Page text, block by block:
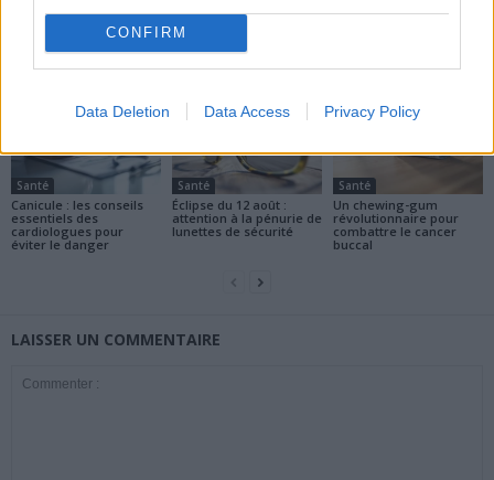
CONFIRM
Data Deletion Data Access Privacy Policy
ARTICLES CONNEXES
Santé
Canicule : les conseils
essentiels des
cardiologues pour
éviter le danger
Santé
Éclipse du 12 août :
attention à la pénurie de
lunettes de sécurité
Santé
Un chewing-gum
révolutionnaire pour
combattre le cancer
buccal
LAISSER UN COMMENTAIRE